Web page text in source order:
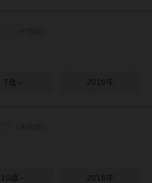
7歳～ 2019年
10歳～ 2016年